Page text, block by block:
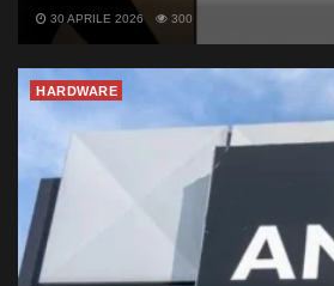
30 APRILE 2026 300
HARDWARE